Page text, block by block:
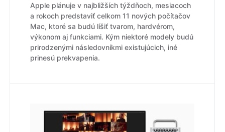
Apple plánuje v najbližších týždňoch, mesiacoch
a rokoch predstaviť celkom 11 nových počítačov
Mac, ktoré sa budú líšiť tvarom, hardvérom,
výkonom aj funkciami. Kým niektoré modely budú
prirodzenými následovníkmi existujúcich, iné
prinesú prekvapenia.